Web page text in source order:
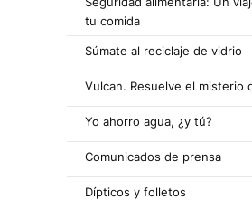
tu comida
Súmate al reciclaje de vidrio
Vulcan. Resuelve el misterio
Yo ahorro agua, ¿y tú?
Comunicados de prensa
Dípticos y folletos